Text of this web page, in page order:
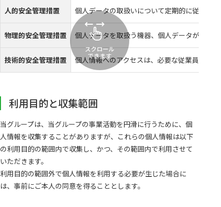
人的安全管理措置 個人データの取扱いについて定期的に従業員
物理的安全管理措置 個人データを取扱う機器、個人データが記載
技術的安全管理措置 個人情報へのアクセスは、必要な従業員に制
スクロール
できます
利用目的と収集範囲
当グループは、当グループの事業活動を円滑に行うために、個
人情報を収集することがありますが、これらの個人情報は以下
の利用目的の範囲内で収集し、かつ、その範囲内で利用させて
いただきます。
利用目的の範囲外で個人情報を利用する必要が生じた場合に
は、事前にご本人の同意を得ることとします。